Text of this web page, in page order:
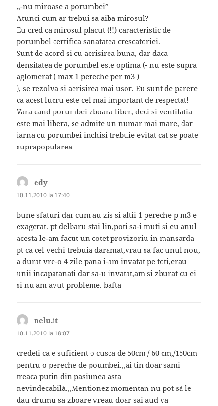
,,-nu miroase a porumbei”
Atunci cum ar trebui sa aiba mirosul?
Eu cred ca mirosul placut (!!) caracteristic de
porumbel certifica sanatatea crescatoriei.
Sunt de acord si cu aerisirea buna, dar daca
densitatea de porumbel este optima (- nu este supra
aglomerat ( max 1 pereche per m3 )
), se rezolva si aerisirea mai usor. Eu sunt de parere
ca acest lucru este cel mai important de respectat!
Vara cand porumbei zboara liber, deci si ventilatia
este mai libera, se admite un numar mai mare, dar
iarna cu porumbei inchisi trebuie evitat cat se poate
suprapopularea.
edy
10.11.2010 la 17:40
bune sfaturi dar cum au zis si altii 1 pereche p m3 e
exagerat. pt delbaru stai lin,poti sa-i muti si eu anul
acesta le-am facut un cotet provizoriu in mansarda
pt ca cel vechi trebuia daramat,vrau sa fac unul nou,
a durat vre-o 4 zile pana i-am invatat pe toti,erau
unii incapatanati dar sa-u invatat,am si zburat cu ei
si nu am avut probleme. bafta
nelu.it
10.11.2010 la 18:07
credeti cà e suficient o cuscà de 50cm / 60 cm,/150cm
pentru o pereche de poumbei.,,ài tin doar sami
treaca putin din pasiunea asta
nevindecabilà.,,Mentionez momentan nu pot sà le
dau drumu sa zboare vreau doar sai aud va